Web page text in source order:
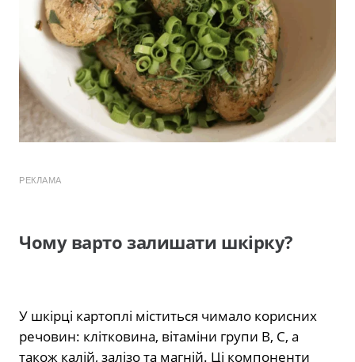
РЕКЛАМА
Чому варто залишати шкірку?
У шкірці картоплі міститься чимало корисних
речовин: клітковина, вітаміни групи B, С, а
також калій, залізо та магній. Ці компоненти